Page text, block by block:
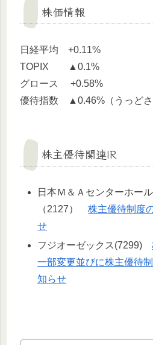
株価情報
日経平均 +0.11%
TOPIX ▲0.1%
グロース +0.58%
優待指数 ▲0.46%（うっどさ
株主優待関連IR
日本Ｍ＆Ａセンターホー
（2127）株主優待制度
せ
フジオーゼックス(7299)
一部変更並びに株主優待
知らせ